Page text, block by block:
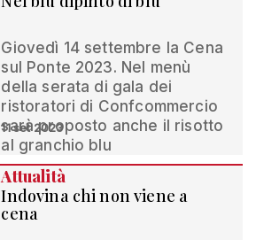
Giovedì 14 settembre la Cena
sul Ponte 2023. Nel menù
della serata di gala dei
ristoratori di Confcommercio
sarà proposto anche il risotto
al granchio blu
11 set 2023
Attualità
Indovina chi non viene a
cena